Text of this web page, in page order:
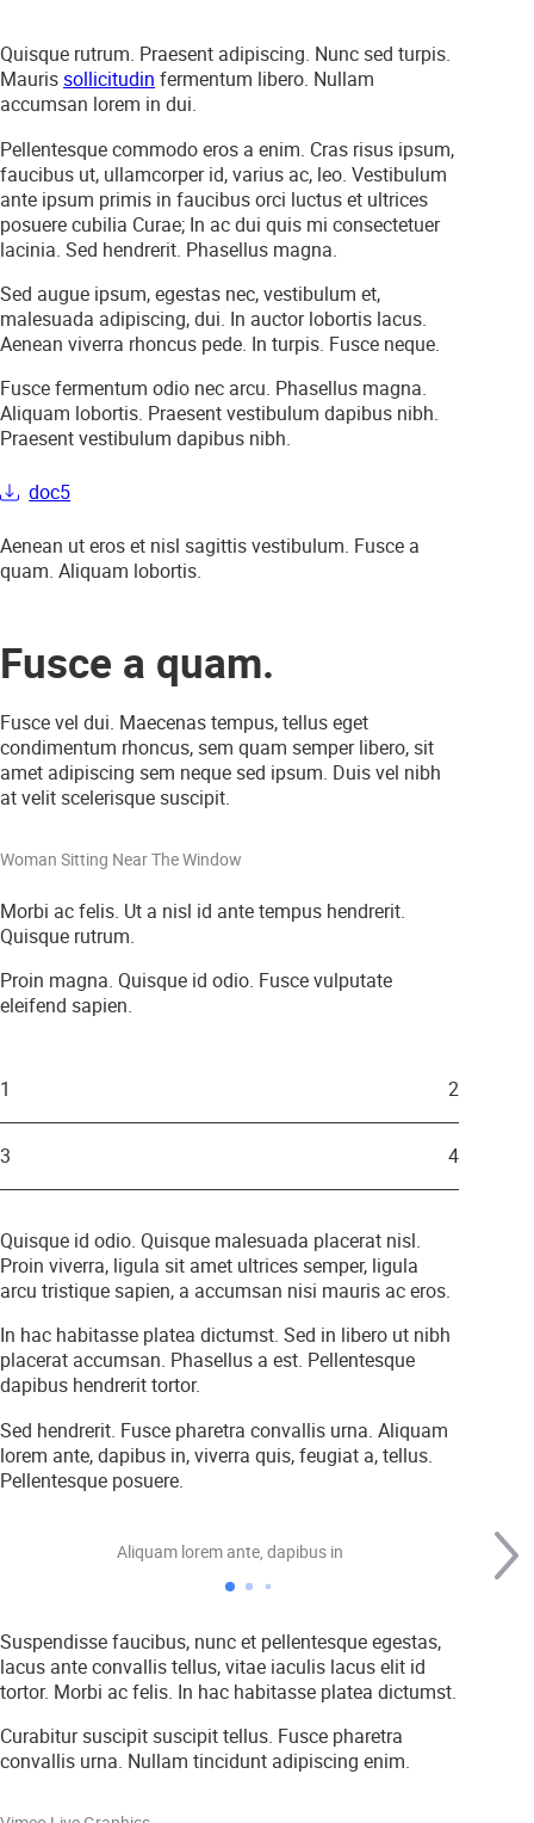
Quisque rutrum. Praesent adipiscing. Nunc sed turpis.
Maurissollicitudin fermentum libero. Nullam
accumsan lorem in dui.
Pellentesque commodo eros a enim. Cras risus ipsum,
faucibus ut, ullamcorper id, varius ac, leo. Vestibulum
ante ipsum primis in faucibus orci luctus et ultrices
posuere cubilia Curae; In ac dui quis mi consectetuer
lacinia. Sed hendrerit. Phasellus magna.
Sed augue ipsum, egestas nec, vestibulum et,
malesuada adipiscing, dui. In auctor lobortis lacus.
Aenean viverra rhoncus pede. In turpis. Fusce neque.
Fusce fermentum odio nec arcu. Phasellus magna.
Aliquam lobortis. Praesent vestibulum dapibus nibh.
Praesent vestibulum dapibus nibh.
doc5
Aenean ut eros et nisl sagittis vestibulum. Fusce a
quam. Aliquam lobortis.
Fusce a quam.
Fusce vel dui. Maecenas tempus, tellus eget
condimentum rhoncus, sem quam semper libero, sit
amet adipiscing sem neque sed ipsum. Duis vel nibh
at velit scelerisque suscipit.
Woman Sitting Near The Window
Morbi ac felis. Ut a nisl id ante tempus hendrerit.
Quisque rutrum.
Proin magna. Quisque id odio. Fusce vulputate
eleifend sapien.
1 2
3 4
Quisque id odio. Quisque malesuada placerat nisl.
Proin viverra, ligula sit amet ultrices semper, ligula
arcu tristique sapien, a accumsan nisi mauris ac eros.
In hac habitasse platea dictumst. Sed in libero ut nibh
placerat accumsan. Phasellus a est. Pellentesque
dapibus hendrerit tortor.
Sed hendrerit. Fusce pharetra convallis urna. Aliquam
lorem ante, dapibus in, viverra quis, feugiat a, tellus.
Pellentesque posuere.
Aliquam lorem ante, dapibus in
Suspendisse faucibus, nunc et pellentesque egestas,
lacus ante convallis tellus, vitae iaculis lacus elit id
tortor. Morbi ac felis. In hac habitasse platea dictumst.
Curabitur suscipit suscipit tellus. Fusce pharetra
convallis urna. Nullam tincidunt adipiscing enim.
Play Video